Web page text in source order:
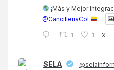
¡Más y Mejor
@CancilleriaCol
…
1 1 X
SELA